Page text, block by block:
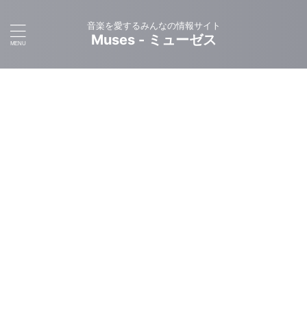
音楽を愛するみんなの情報サイト
Muses - ミューゼス